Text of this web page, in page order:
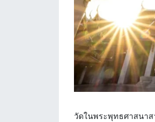
วัดในพระพุทธศาสนาส